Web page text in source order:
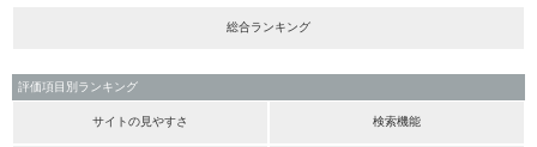
総合ランキング
評価項目別ランキング
サイトの見やすさ 検索機能